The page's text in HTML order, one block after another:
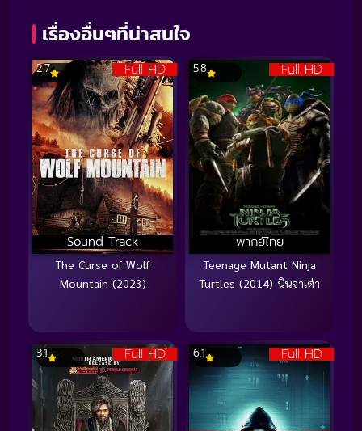
เรื่องอื่นๆที่น่าสนใจ
Full HD
Sound Track
2.7
The Curse of Wolf
Mountain (2023)
Full HD
พากย์ไทย
5.8
Teenage Mutant Ninja
Turtles (2014) นินจาเต่า
Full HD
3.1 Full HD
6.1